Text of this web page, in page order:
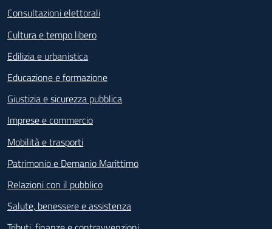
Consultazioni elettorali
Cultura e tempo libero
Edilizia e urbanistica
Educazione e formazione
Giustizia e sicurezza pubblica
Imprese e commercio
Mobilità e trasporti
Patrimonio e Demanio Marittimo
Relazioni con il pubblico
Salute, benessere e assistenza